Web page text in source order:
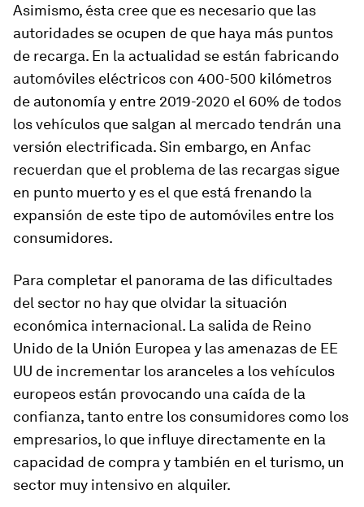
Asimismo, ésta cree que es necesario que las
autoridades se ocupen de que haya más puntos
de recarga. En la actualidad se están fabricando
automóviles eléctricos con 400-500 kilómetros
de autonomía y entre 2019-2020 el 60% de todos
los vehículos que salgan al mercado tendrán una
versión electrificada. Sin embargo, en Anfac
recuerdan que el problema de las recargas sigue
en punto muerto y es el que está frenando la
expansión de este tipo de automóviles entre los
consumidores.
Para completar el panorama de las dificultades
del sector no hay que olvidar la situación
económica internacional. La salida de Reino
Unido de la Unión Europea y las amenazas de EE
UU de incrementar los aranceles a los vehículos
europeos están provocando una caída de la
confianza, tanto entre los consumidores como los
empresarios, lo que influye directamente en la
capacidad de compra y también en el turismo, un
sector muy intensivo en alquiler.